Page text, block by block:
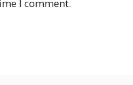
I comment.